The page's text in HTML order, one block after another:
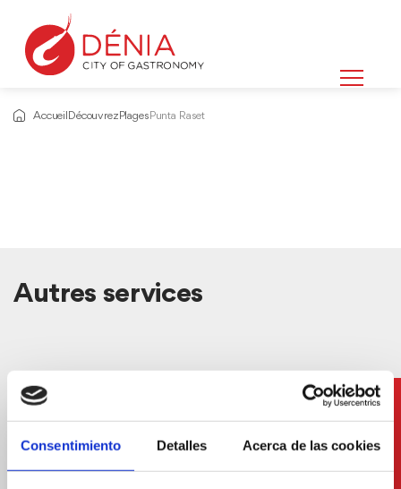
Consentimiento Detalles Acerca de las cookies
Accueil Découvrez Plages Punta Raset
Autres services